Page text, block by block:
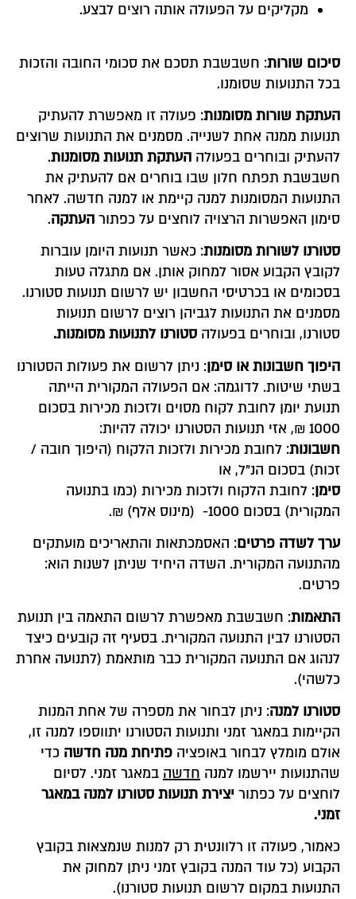
מקליקים על הפעולה אותה רוצים לבצע.
סיכום שורות: חשבשבת תסכם את סכומי החובה והזכות
בכל התנועות שסומנו.
העתקת שורות מסומנות: פעולה זו מאפשרת להעתיק
תנועות ממנה אחת לשנייה. מסמנים את התנועות שרוצים
להעתיק ובוחרים בפעולה העתקת תנועות מסומנות.
חשבשבת תפתח חלון שבו בוחרים אם להעתיק את
התנועות המסומנות למנה קיימת או למנה חדשה. לאחר
סימון האפשרות הרצויה לוחצים על כפתור העתקה.
סטורנו לשורות מסומנות: כאשר תנועות היומן עוברות
לקובץ הקבוע אסור למחוק אותן. אם מתגלה טעות
בסכומים או בכרטיסי החשבון יש לרשום תנועות סטורנו.
מסמנים את התנועות לגביהן רוצים לרשום תנועות
סטורנו, ובוחרים בפעולה סטורנו לתנועות מסומנות.
היפוך חשבונות או סימן: ניתן לרשום את פעולות הסטורנו
בשתי שיטות. לדוגמה: אם הפעולה המקורית הייתה
תנועת יומן לחובת לקוח מסוים ולזכות מכירות בסכום
1000 ₪, אזי תנועות הסטורנו יכולה להיות:
חשבונות: לחובת מכירות ולזכות הלקוח (היפוך חובה /
זכות) בסכום הנ"ל, או
סימן: לחובת הלקוח ולזכות מכירות (כמו בתנועה
המקורית) בסכום 1000- (מינוס אלף) ₪.
ערך לשדה פרטים: האסמכתאות והתאריכים מועתקים
מהתנועה המקורית. השדה היחיד שניתן לשנות הוא:
פרטים.
התאמות: חשבשבת מאפשרת לרשום התאמה בין תנועת
הסטורנו לבין התנועה המקורית. בסעיף זה קובעים כיצד
לנהוג אם התנועה המקורית כבר מותאמת (לתנועה אחרת
כלשהי).
סטורנו למנה: ניתן לבחור את מספרה של אחת המנות
הקיימות במאגר זמני ותנועות הסטורנו יתווספו למנה זו,
אולם מומלץ לבחור באופציה פתיחת מנה חדשה כדי
שהתנועות יירשמו למנה חדשה במאגר זמני. לסיום
לוחצים על כפתור יצירת תנועות סטורנו למנה במאגר
זמני.
כאמור, פעולה זו רלוונטית רק למנות שנמצאות בקובץ
הקבוע (כל עוד המנה בקובץ זמני ניתן למחוק את
התנועות במקום לרשום תנועות סטורנו).